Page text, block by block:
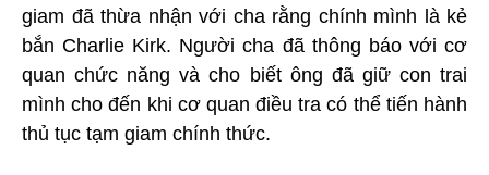
giam đã thừa nhận với cha rằng chính mình là kẻ
bắn Charlie Kirk. Người cha đã thông báo với cơ
quan chức năng và cho biết ông đã giữ con trai
mình cho đến khi cơ quan điều tra có thể tiến hành
thủ tục tạm giam chính thức.